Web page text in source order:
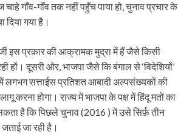
चाहे गाँव-गाँव तक नहीं पहुँच पाया हो, चुनाव प्रचार के
गया है।
इस प्रकार की आक्रामक मुद्रा में हैं जैसे किसी
हों। दूसरी ओर, भाजपा जैसे कि बंगाल से ‘विदेशियों’
लगभग सत्ताईस प्रतिशत आबादी अल्पसंख्यकों की
करना होगा। राज्य में भाजपा के पक्ष में हिंदू मतों का
है कि पिछले चुनाव (2016 ) में उसे सिर्फ़ तीन
जा रही है।